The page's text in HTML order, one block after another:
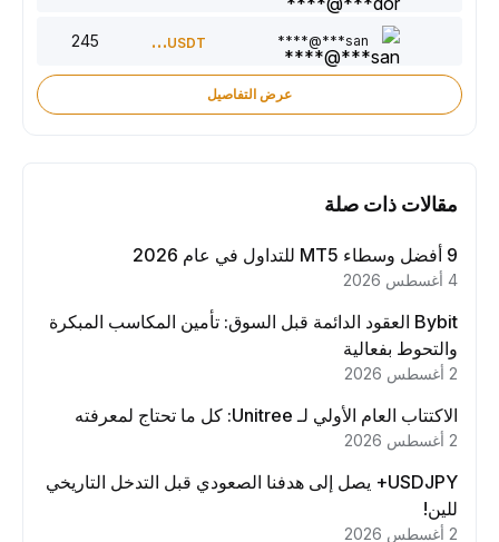
san***@****
150USDT
عرض التفاصيل
مقالات ذات صلة
Bybit العقود الدائمة قبل السوق: تأمين المكاسب المبكرة
والتحوط بفعالية
الاكتتاب العام الأولي لـ Unitree: كل ما تحتاج لمعرفته
USDJPY+ يصل إلى هدفنا الصعودي قبل التدخل التاريخي
للين!